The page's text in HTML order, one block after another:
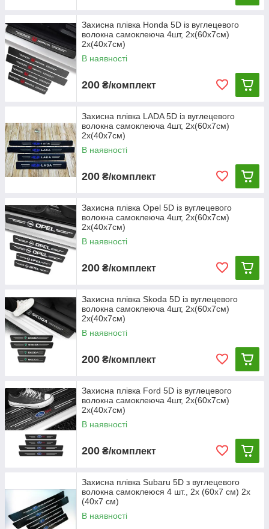
Захисна плівка Honda 5D із вуглецевого
волокна самоклеюча 4шт, 2х(60х7см)
2х(40х7см)
В наявності
200 ₴/комплект
Захисна плівка LADA 5D із вуглецевого
волокна самоклеюча 4шт, 2х(60х7см)
2х(40х7см)
В наявності
200 ₴/комплект
Захисна плівка Opel 5D із вуглецевого
волокна самоклеюча 4шт, 2х(60х7см)
2х(40х7см)
В наявності
200 ₴/комплект
Захисна плівка Skoda 5D із вуглецевого
волокна самоклеюча 4шт, 2х(60х7см)
2х(40х7см)
В наявності
200 ₴/комплект
Захисна плівка Ford 5D із вуглецевого
волокна самоклеюча 4шт, 2х(60х7см)
2х(40х7см)
В наявності
200 ₴/комплект
Захисна плівка Subaru 5D з вуглецевого
волокна самоклеюся 4 шт., 2х (60х7 см) 2х
(40х7 см)
В наявності